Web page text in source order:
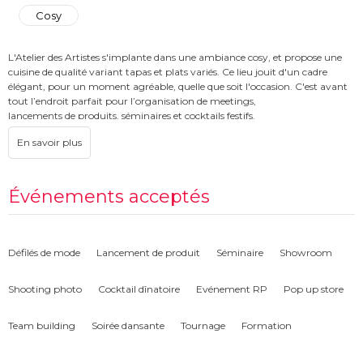
Cosy
L'Atelier des Artistes s'implante dans une ambiance cosy, et propose une
cuisine de qualité variant tapas et plats variés. Ce lieu jouit d'un cadre
élégant, pour un moment agréable, quelle que soit l'occasion. C'est avant
tout l’endroit parfait pour l’organisation de meetings,
lancements de produits, séminaires et cocktails festifs.
Le lieu est modulable en plusieurs espaces distincts, et peut donc répondre
à un format très varié d’événements.
Vous pourrez profiter de la carte des cocktails créatifs, qui raviront les
Événements acceptés
Défilés de mode Lancement de produit Séminaire Showroom
Shooting photo Cocktail dînatoire Evénement RP Pop up store
Team building Soirée dansante Tournage Formation